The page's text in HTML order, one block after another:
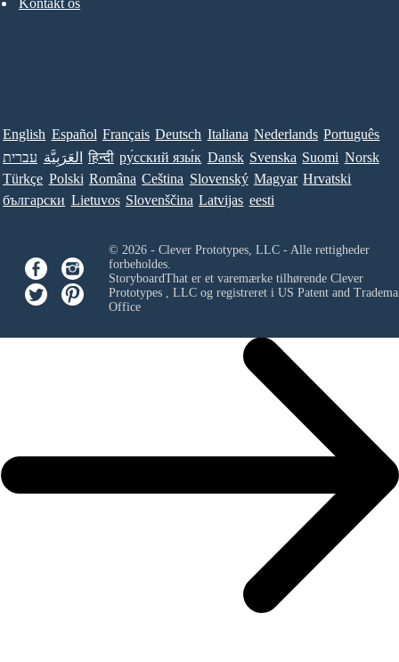
Kontakt os
English Español Français Deutsch Italiana Nederlands Português
עברית العَرَبِيَّة हिन्दी ру́сский язы́к Dansk Svenska Suomi Norsk
Türkçe Polski Româna Ceština Slovenský Magyar Hrvatski
български Lietuvos Slovenščina Latvijas eesti
© 2026 - Clever Prototypes, LLC - Alle rettigheder
forbeholdes.
StoryboardThat er et varemærke tilhørende Clever
Prototypes , LLCog registreret i US Patent and
Office